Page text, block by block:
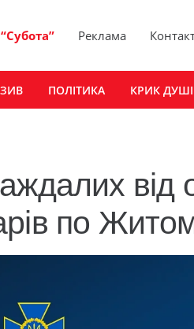
Реклама
ПОЛІТИКА КРИК ДУШІ
від
по